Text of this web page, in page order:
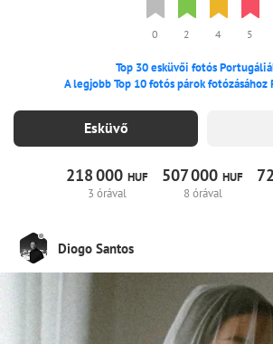
0 2 4 5
Top 30 esküvői fotós
A legjobb Top 10 fotós párok
Esküvő
218000 HUF
3 órával
507000HUF
8 órával
Diogo Santos